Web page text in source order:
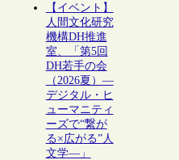
【イベント】
人間文化研究
機構DH推進
室、「第5回
DH若手の会
（2026夏）―
デジタル・ヒ
ューマニティ
ーズで“繋が
る×広がる”人
文学―」